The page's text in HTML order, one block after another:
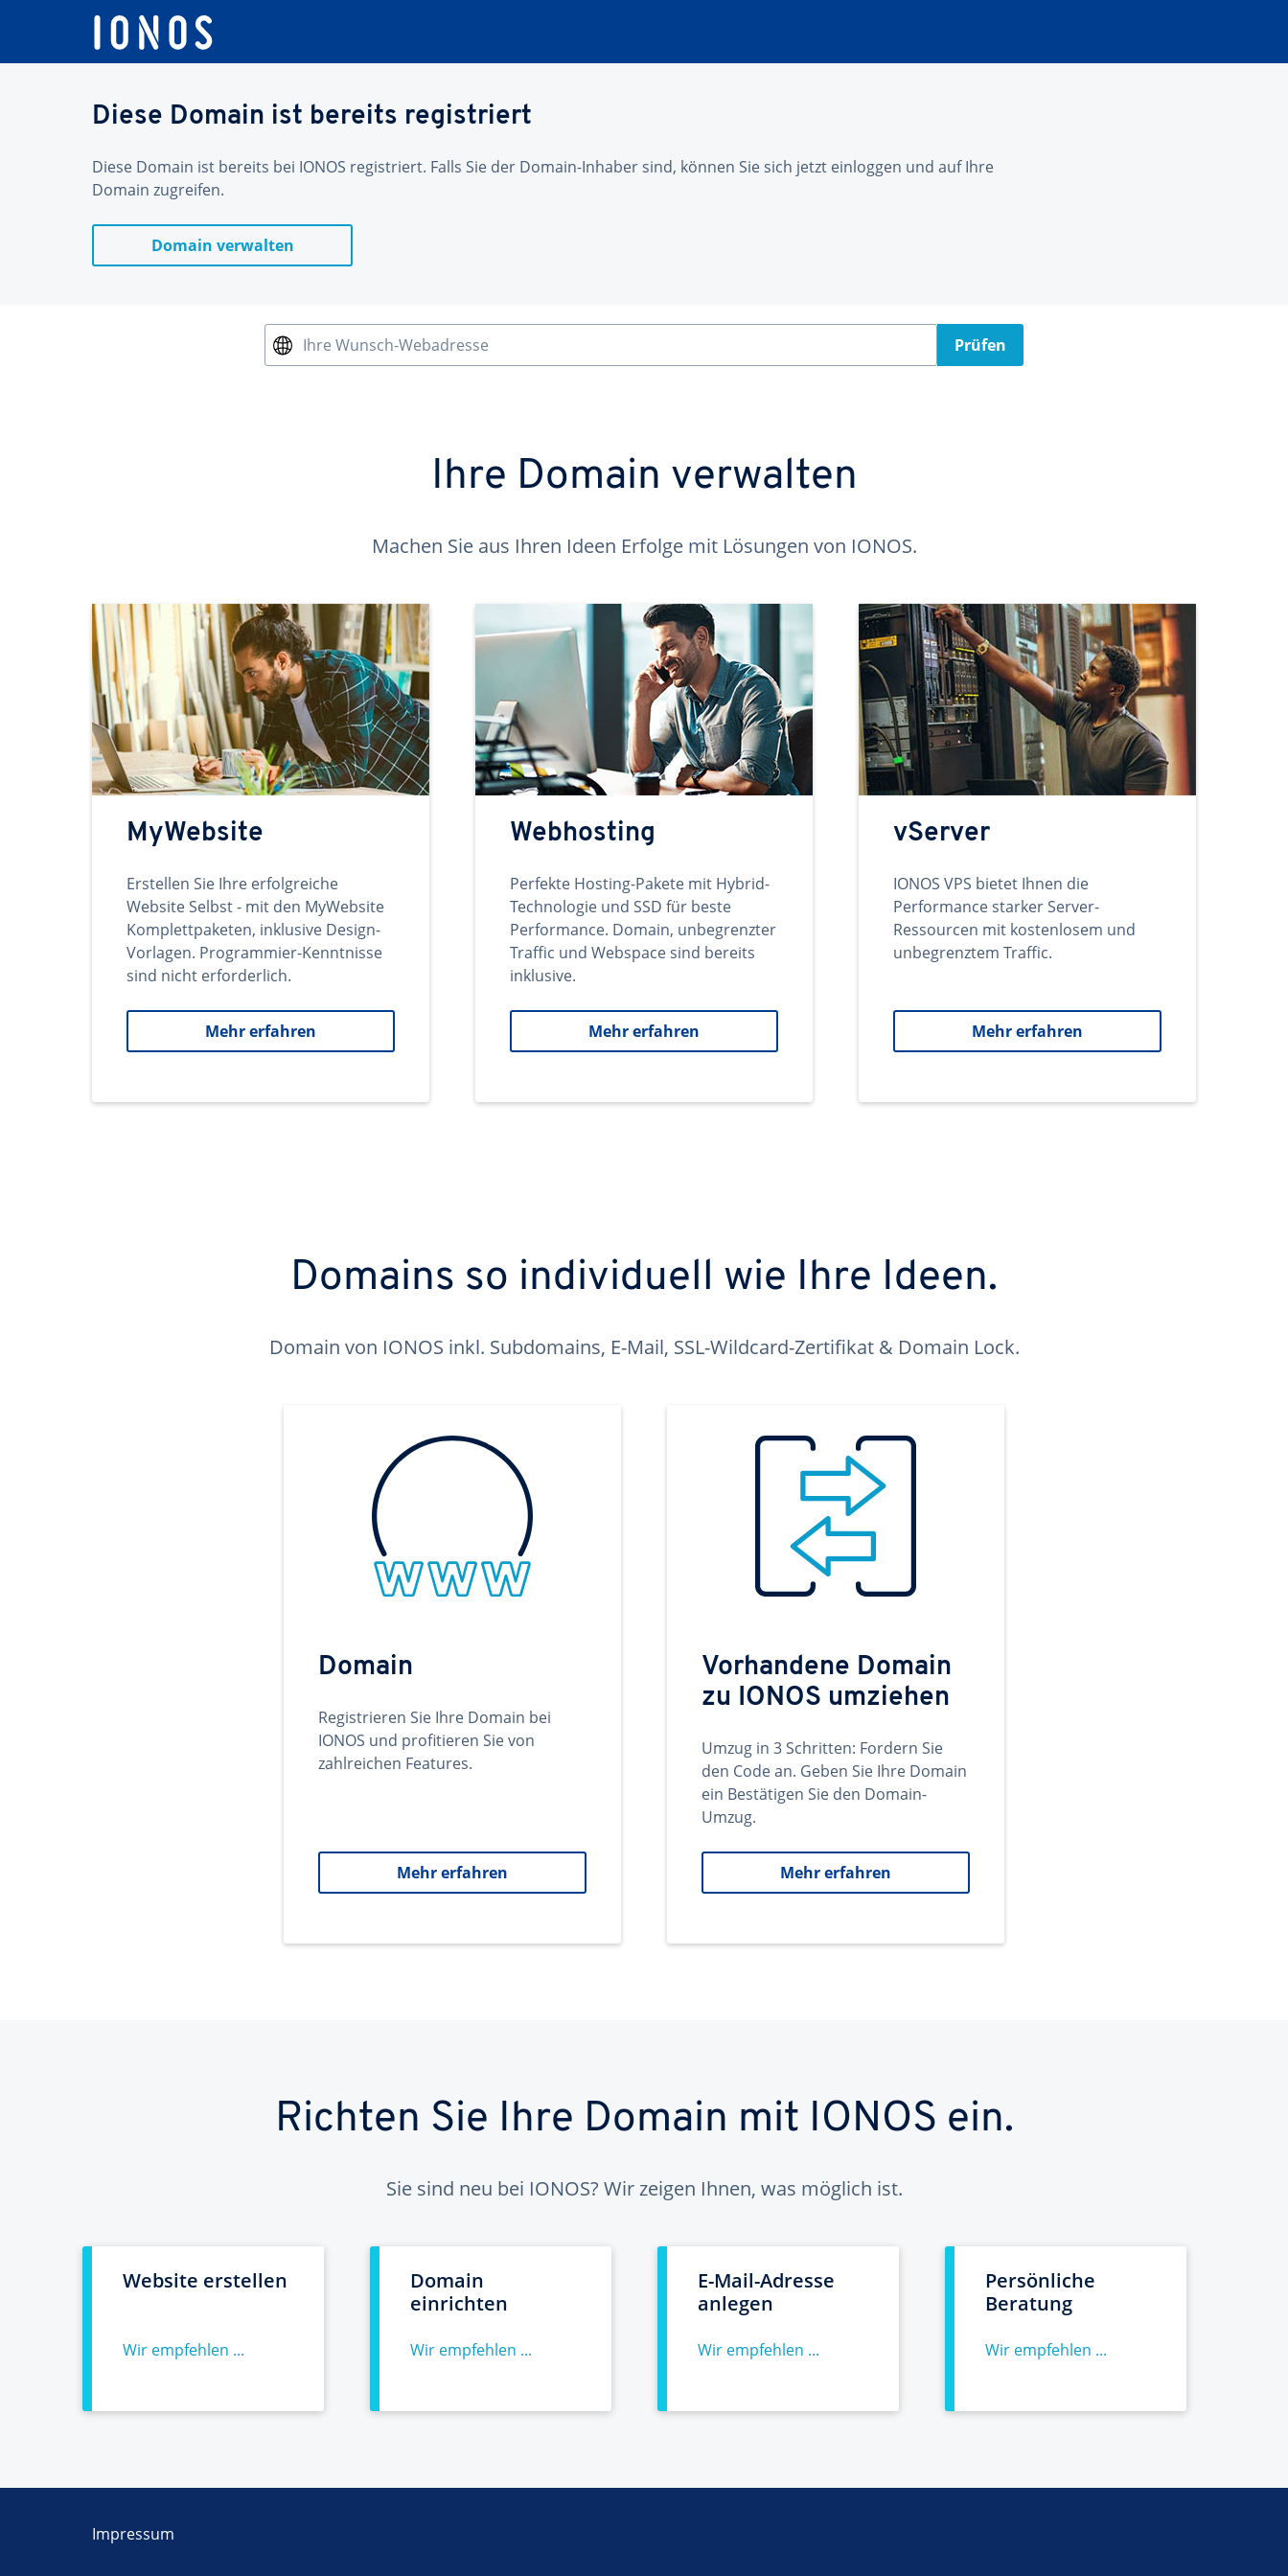
Diese Domain ist bereits registriert
Diese Domain ist bereits bei IONOS registriert. Falls Sie der Domain-Inhaber sind, können Sie sich jetzt einloggen und auf Ihre
Domain zugreifen.
Domain verwalten
Ihre Wunsch-Webadresse Prüfen
Ihre Domain verwalten
Machen Sie aus Ihren Ideen Erfolge mit Lösungen von IONOS.
MyWebsite
Erstellen Sie Ihre erfolgreiche
Website Selbst - mit den MyWebsite
Komplettpaketen, inklusive Design-
Vorlagen. Programmier-Kenntnisse
sind nicht erforderlich.
Mehr erfahren
Webhosting
Perfekte Hosting-Pakete mit Hybrid-
Technologie und SSD für beste
Performance. Domain, unbegrenzter
Traffic und Webspace sind bereits
inklusive.
Mehr erfahren
vServer
IONOS VPS bietet Ihnen die
Performance starker Server-
Ressourcen mit kostenlosem und
unbegrenztem Traffic.
Mehr erfahren
Domains so individuell wie Ihre Ideen.
Domain von IONOS inkl. Subdomains, E-Mail, SSL-Wildcard-Zertifikat & Domain Lock.
Domain
Registrieren Sie Ihre Domain bei
IONOS und profitieren Sie von
zahlreichen Features.
Mehr erfahren
Vorhandene Domain
zu IONOS umziehen
Umzug in 3 Schritten: Fordern Sie
den Code an. Geben Sie Ihre Domain
ein Bestätigen Sie den Domain-
Umzug.
Mehr erfahren
Richten Sie Ihre Domain mit IONOS ein.
Sie sind neu bei IONOS? Wir zeigen Ihnen, was möglich ist.
Website erstellen
Wir empfehlen ...
Domain
einrichten
Wir empfehlen ...
E-Mail-Adresse
anlegen
Wir empfehlen ...
Persönliche
Beratung
Wir empfehlen ...
Impressum